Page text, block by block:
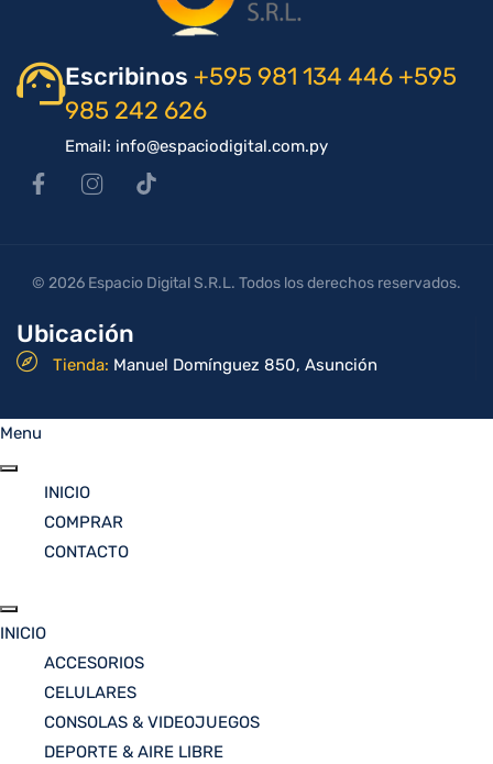
Escribinos +595 981 134 446 +595
985 242 626
Email: info@espaciodigital.com.py
Ubicación
Tienda: Manuel Domínguez 850, Asunción
© 2026 Espacio Digital S.R.L. Todos los derechos reservados.
Menu
INICIO
COMPRAR
CONTACTO
INICIO
ACCESORIOS
CELULARES
CONSOLAS & VIDEOJUEGOS
DEPORTE & AIRE LIBRE